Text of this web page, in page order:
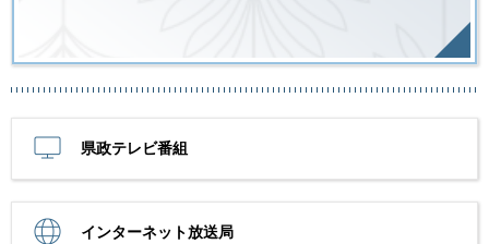
県政テレビ番組
インターネット放送局